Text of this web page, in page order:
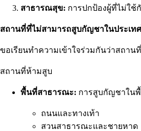
สาธารณสุข: การปกป้องผู้ที่ไม่ใช้
สถานที่ที่ไม่สามารถสูบกัญชาในประเท
ขอเรียนทำความเข้าใจร่วมกันว่าสถา
สถานที่ห้ามสูบ
พื้นที่สาธารณะ: การสูบกัญชาใน
ถนนและทางเท้า
สวนสาธารณะและชายหาด